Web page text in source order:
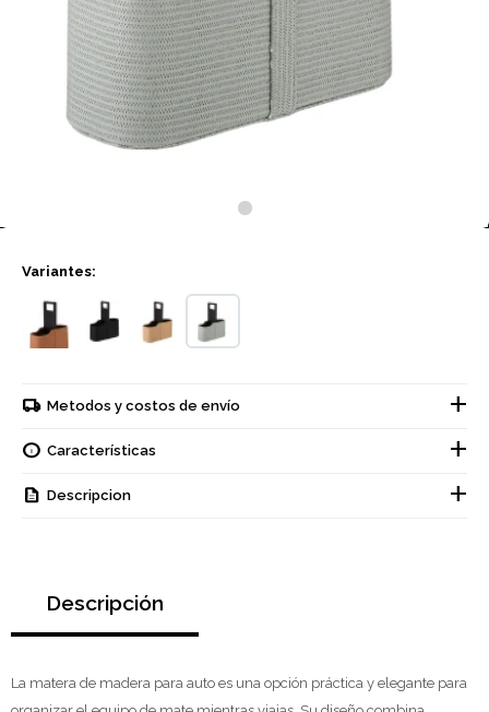
Variantes:
Metodos y costos de envío
Características
Descripcion
Descripción
La matera de madera para auto es una opción práctica y elegante para